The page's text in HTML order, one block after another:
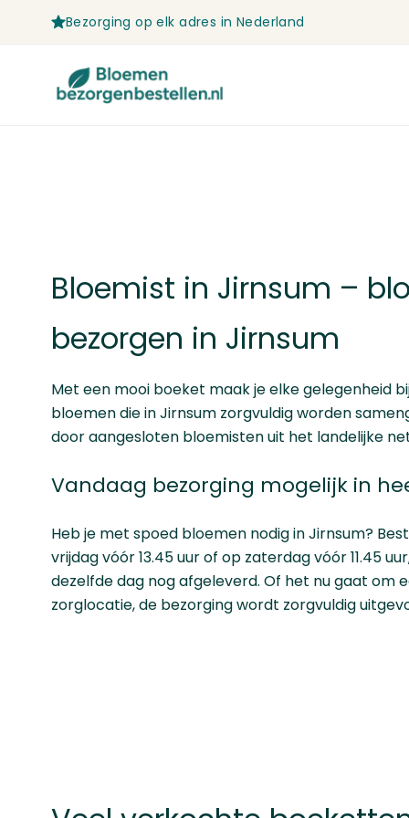
Bezorging op elk adres in Nederland
Bloemist in Jirnsum –
bezorgen in Jirnsum
Met een mooi boeket maak je elke gelegenheid
bloemen die in Jirnsum zorgvuldig worden
door aangesloten bloemisten uit het landelijke
Vandaag bezorging mogelijk in
Heb je met spoed bloemen nodig in Jirnsum?
vrijdag vóór 13.45 uur of op zaterdag vóór 11.45
dezelfde dag nog afgeleverd. Of het nu gaat om
zorglocatie, de bezorging wordt zorgvuldig